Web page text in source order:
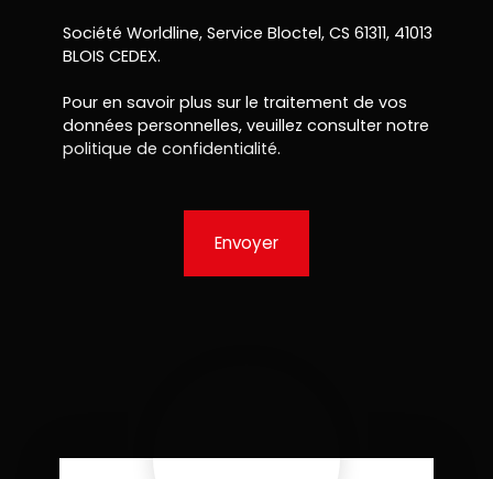
Société Worldline, Service Bloctel, CS 61311, 41013
BLOIS CEDEX.
Pour en savoir plus sur le traitement de vos
données personnelles, veuillez consulter notre
politique de confidentialité.
Envoyer